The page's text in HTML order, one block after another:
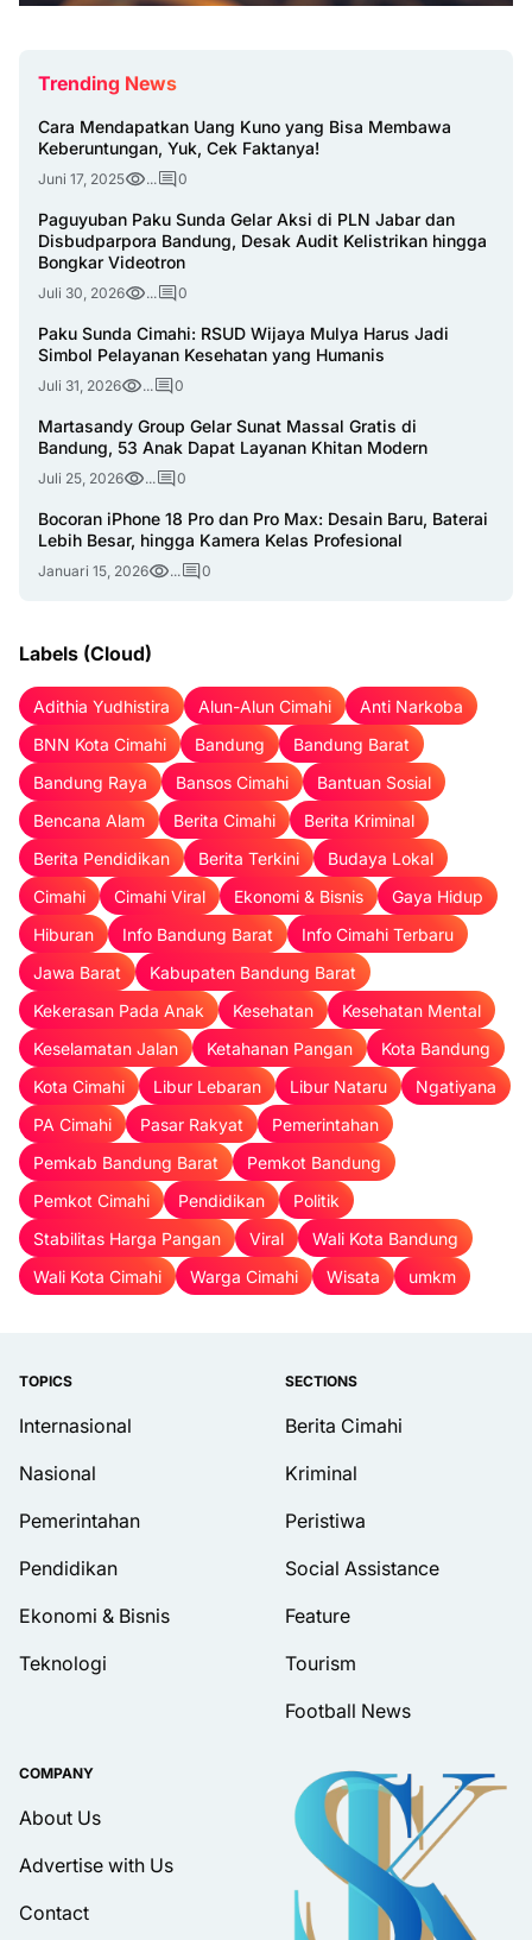
Trending News
Cara Mendapatkan Uang Kuno yang Bisa Membawa
Keberuntungan, Yuk, Cek Faktanya!
Juni 17, 2025 ... 0
Paguyuban Paku Sunda Gelar Aksi di PLN Jabar dan
Disbudparpora Bandung, Desak Audit Kelistrikan hingga
Bongkar Videotron
Juli 30, 2026 ... 0
Paku Sunda Cimahi: RSUD Wijaya Mulya Harus Jadi
Simbol Pelayanan Kesehatan yang Humanis
Juli 31, 2026 ... 0
Martasandy Group Gelar Sunat Massal Gratis di
Bandung, 53 Anak Dapat Layanan Khitan Modern
Juli 25, 2026 ... 0
Bocoran iPhone 18 Pro dan Pro Max: Desain Baru, Baterai
Lebih Besar, hingga Kamera Kelas Profesional
Januari 15, 2026 ... 0
Labels (Cloud)
Adithia Yudhistira Alun-Alun Cimahi
Anti Narkoba
BNN Kota Cimahi
Bandung
Bandung Barat
Bandung Raya
Bansos Cimahi
Bantuan Sosial
Bencana Alam
Berita Cimahi
Berita Kriminal
Berita Pendidikan
Berita Terkini
Budaya Lokal
Cimahi
Cimahi Viral Ekonomi & Bisnis
Gaya Hidup
Hiburan
Info Bandung Barat
Info Cimahi Terbaru
Jawa Barat
Kabupaten Bandung Barat
Kekerasan Pada Anak
Kesehatan
Kesehatan Mental
Keselamatan Jalan
Ketahanan Pangan
Kota Bandung
Kota Cimahi
Libur Lebaran Libur Nataru
Ngatiyana
PA Cimahi
Pasar Rakyat
Pemerintahan
Pemkab Bandung Barat
Pemkot Bandung
Pemkot Cimahi
Pendidikan
Politik
Stabilitas Harga Pangan
Viral
Wali Kota Bandung
Wali Kota Cimahi
Warga Cimahi Wisata umkm
TOPICS
Internasional
Nasional
Pemerintahan
Pendidikan
Ekonomi & Bisnis
Teknologi
SECTIONS
Berita Cimahi
Kriminal
Peristiwa
Social Assistance
Feature
Tourism
Football News
COMPANY
About Us
Advertise with Us
Contact